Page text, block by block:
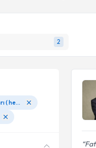
2
Anal Bölge Hastalıkları ( hemoroid, anal fissür, kıl dönmesi)